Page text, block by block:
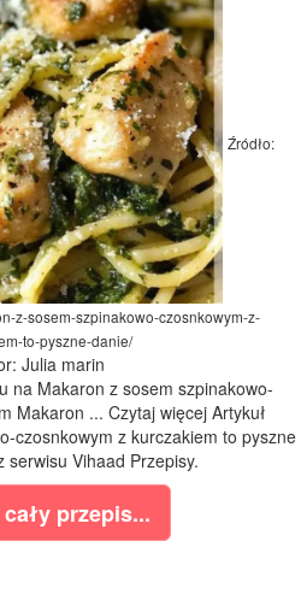
Źródło:
z-sosem-szpinakowo-czosnkowym-z-
to-pyszne-danie/
Julia marin
na Makaron z sosem szpinakowo-
Makaron ... Czytaj więcej Artykuł
czosnkowym z kurczakiem to pyszne
serwisu Vihaad Przepisy.
przepis...